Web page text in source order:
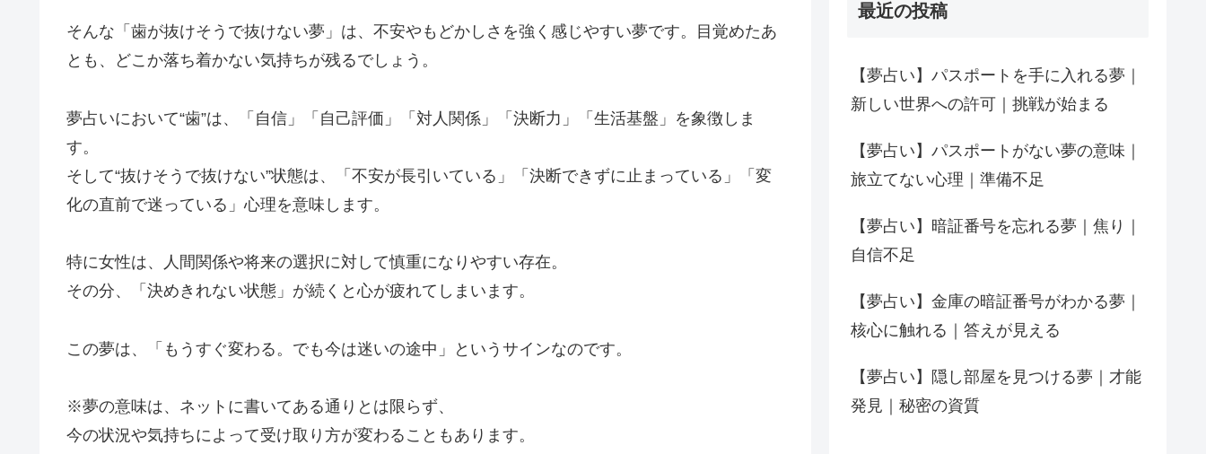
そんな「歯が抜けそうで抜けない夢」は、不安やもどかしさを強く感じやすい夢です。目覚めたあ
とも、どこか落ち着かない気持ちが残るでしょう。
夢占いにおいて“歯”は、「自信」「自己評価」「対人関係」「決断力」「生活基盤」を象徴しま
す。
そして“抜けそうで抜けない”状態は、「不安が長引いている」「決断できずに止まっている」「変
化の直前で迷っている」心理を意味します。
特に女性は、人間関係や将来の選択に対して慎重になりやすい存在。
その分、「決めきれない状態」が続くと心が疲れてしまいます。
この夢は、「もうすぐ変わる。でも今は迷いの途中」というサインなのです。
※夢の意味は、ネットに書いてある通りとは限らず、
今の状況や気持ちによって受け取り方が変わることもあります。
最近の投稿
【夢占い】パスポートを手に入れる夢｜
新しい世界への許可｜挑戦が始まる
【夢占い】パスポートがない夢の意味｜
旅立てない心理｜準備不足
【夢占い】暗証番号を忘れる夢｜焦り｜
自信不足
【夢占い】金庫の暗証番号がわかる夢｜
核心に触れる｜答えが見える
【夢占い】隠し部屋を見つける夢｜才能
発見｜秘密の資質